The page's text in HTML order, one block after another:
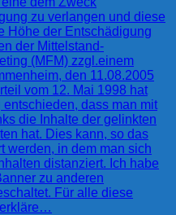
zu verlangen und diese
Höhe der Entschädigung
der Mittelstand-
(MFM) zzgl.einem
den 11.08.2005
vom 12. Mai 1998 hat
dass man mit
die Inhalte der gelinkten
hat. Dies kann, so das
werden, in dem man sich
distanziert. Ich habe
zu anderen
Für alle diese